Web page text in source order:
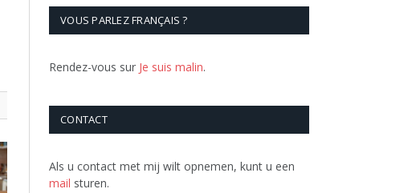
VOUS PARLEZ FRANÇAIS ?
Rendez-vous sur Je suis malin.
CONTACT
Als u contact met mij wilt opnemen, kunt u een
mail sturen.